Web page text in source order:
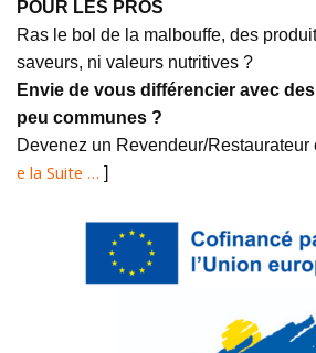
POUR LES PROS
Ras le bol de la malbouffe, des
saveurs, ni valeurs nutritives ?
Envie de vous différencier avec
peu communes ?
Devenez un Revendeur/
e la Suite … ]